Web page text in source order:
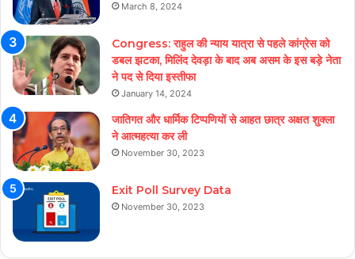
March 8, 2024
Congress: राहुल की न्याय यात्रा से पहले कांग्रेस को
डबल झटका, मिलिंद देवड़ा के बाद अब असम के इस बड़े नेता
ने पद से दिया इस्तीफा
January 14, 2024
जातिगत और धार्मिक टिप्पणियों से आहत छात्र अक्षत शुक्ला
ने आत्महत्या कर ली
November 30, 2023
Exit Poll Survey Data
November 30, 2023